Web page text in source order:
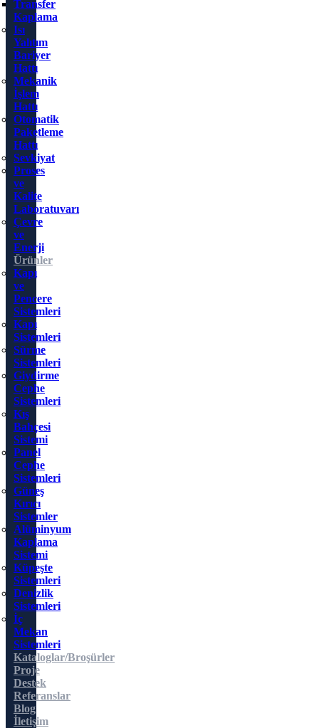
Transfer
Kaplama
Isı
Yalıtım
Bariyer
Hattı
Mekanik
İşlem
Hattı
Otomatik
Paketleme
Hattı
Sevkiyat
Proses
ve
Kalite
Laboratuvarı
Çevre
ve
Enerji
Ürünler
Kapı
ve
Pencere
Sistemleri
Kapı
Sistemleri
Sürme
Sistemleri
Giydirme
Cephe
Sistemleri
Kış
Bahçesi
Sistemi
Panel
Cephe
Sistemleri
Güneş
Kırıcı
Sistemler
Alüminyum
Kaplama
Sistemi
Küpeşte
Sistemleri
Denizlik
Sistemleri
İç
Mekan
Sistemleri
Kataloglar/Broşürler
Proje
Destek
Referanslar
Blog
İletişim